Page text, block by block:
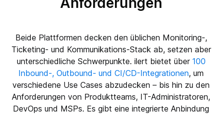
Beide Plattformen decken den üblichen Monitoring-,
Ticketing- und Kommunikations-Stack ab, setzen aber
unterschiedliche Schwerpunkte. ilert bietet über 100
Inbound-, Outbound- und CI/CD-Integrationen, um
verschiedene Use Cases abzudecken – bis hin zu den
Anforderungen von Produktteams, IT-Administratoren,
DevOps und MSPs. Es gibt eine integrierte Anbindung